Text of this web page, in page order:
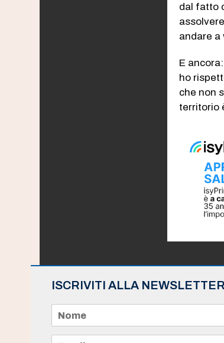
dal fatto
andare a
E
ho
che non
territorio
ISCRIVITI ALLA NEWSLETTER
m
e